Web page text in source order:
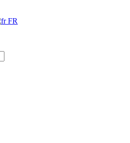
FR